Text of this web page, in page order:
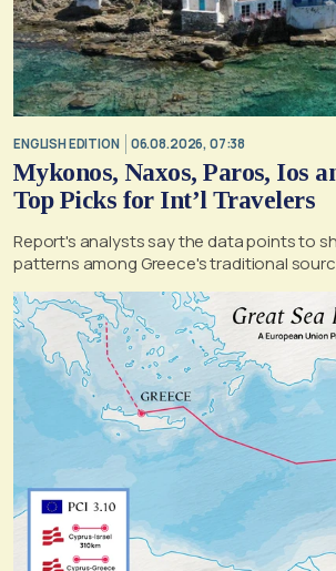
ENGLISH EDITION 06.08.2026, 07:38
Mykonos, Naxos, Paros, Ios
Top Picks for Int’l Travelers
Report's analysts say the data points to
patterns among Greece's traditional